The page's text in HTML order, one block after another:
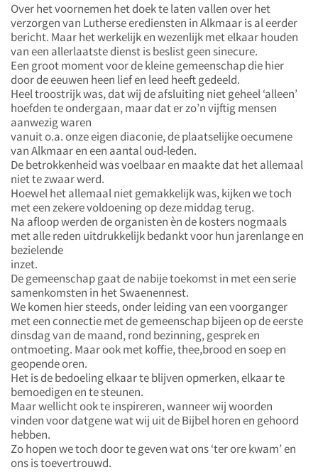
Over het voornemen het doek te laten vallen over het
verzorgen van Lutherse erediensten in Alkmaar is al eerder
bericht. Maar het werkelijk en wezenlijk met elkaar houden
van een allerlaatste dienst is beslist geen sinecure.
Een groot moment voor de kleine gemeenschap die hier
door de eeuwen heen lief en leed heeft gedeeld.
Heel troostrijk was, dat wij de afsluiting niet geheel ‘alleen’
hoefden te ondergaan, maar dat er zo’n vijftig mensen
aanwezig waren
vanuit o.a. onze eigen diaconie, de plaatselijke oecumene
van Alkmaar en een aantal oud-leden.
De betrokkenheid was voelbaar en maakte dat het allemaal
niet te zwaar werd.
Hoewel het allemaal niet gemakkelijk was, kijken we toch
met een zekere voldoening op deze middag terug.
Na afloop werden de organisten èn de kosters nogmaals
met alle reden uitdrukkelijk bedankt voor hun jarenlange en
bezielende
inzet.
De gemeenschap gaat de nabije toekomst in met een serie
samenkomsten in het Swaenennest.
We komen hier steeds, onder leiding van een voorganger
met een connectie met de gemeenschap bijeen op de eerste
dinsdag van de maand, rond bezinning, gesprek en
ontmoeting. Maar ook met koffie, thee,brood en soep en
geopende oren.
Het is de bedoeling elkaar te blijven opmerken, elkaar te
bemoedigen en te steunen.
Maar wellicht ook te inspireren, wanneer wij woorden
vinden voor datgene wat wij uit de Bijbel horen en gehoord
hebben.
Zo hopen we toch door te geven wat ons ‘ter ore kwam’ en
ons is toevertrouwd.